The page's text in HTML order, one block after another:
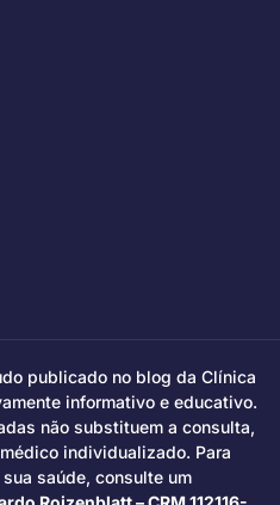
publicado no blog da Clínica
informativo e educativo.
não substituem a consulta,
individualizado. Para
saúde, consulte um